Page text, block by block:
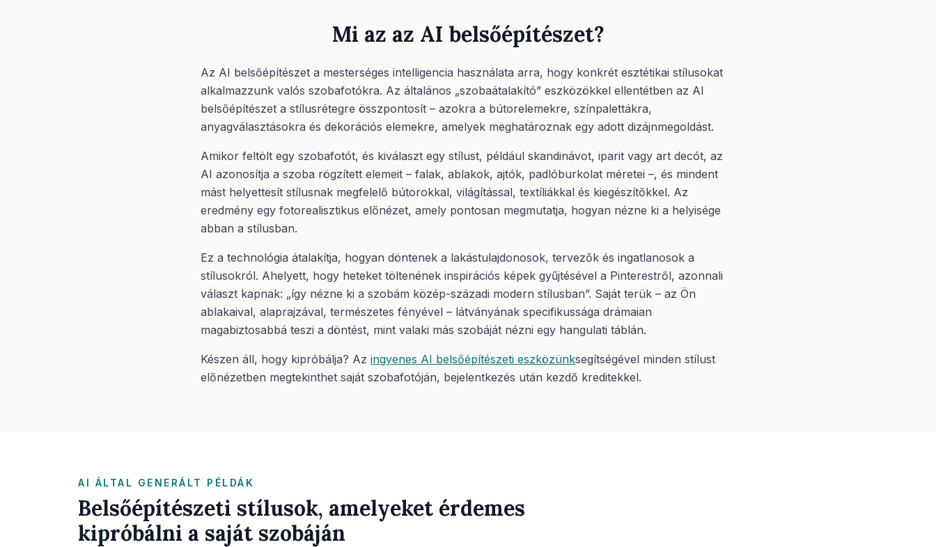
Mi az az AI belsőépítészet?
Az AI belsőépítészet a mesterséges intelligencia használata arra, hogy konkrét esztétikai stílusokat
alkalmazzunk valós szobafotókra. Az általános „szobaátalakító” eszközökkel ellentétben az AI
belsőépítészet a stílusrétegre összpontosít – azokra a bútorelemekre, színpalettákra,
anyagválasztásokra és dekorációs elemekre, amelyek meghatároznak egy adott dizájnmegoldást.
Amikor feltölt egy szobafotót, és kiválaszt egy stílust, például skandinávot, iparit vagy art decót, az
AI azonosítja a szoba rögzített elemeit – falak, ablakok, ajtók, padlóburkolat méretei –, és mindent
mást helyettesít stílusnak megfelelő bútorokkal, világítással, textíliákkal és kiegészítőkkel. Az
eredmény egy fotorealisztikus előnézet, amely pontosan megmutatja, hogyan nézne ki a helyisége
abban a stílusban.
Ez a technológia átalakítja, hogyan döntenek a lakástulajdonosok, tervezők és ingatlanosok a
stílusokról. Ahelyett, hogy heteket töltenének inspirációs képek gyűjtésével a Pinterestről, azonnali
választ kapnak: „így nézne ki a szobám közép-századi modern stílusban”. Saját terük – az Ön
ablakaival, alaprajzával, természetes fényével – látványának specifikussága drámaian
magabiztosabbá teszi a döntést, mint valaki más szobáját nézni egy hangulati táblán.
Készen áll, hogy kipróbálja? Az ingyenes AI belsőépítészeti eszközünksegítségével minden stílust
előnézetben megtekinthet saját szobafotóján, bejelentkezés után kezdő kreditekkel.
AI ÁLTAL GENERÁLT PÉLDÁK
Belsőépítészeti stílusok, amelyeket érdemes
kipróbálni a saját szobáján